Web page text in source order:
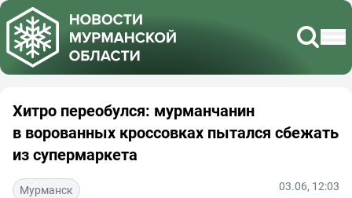
Хитро переобулся: мурманчанин
в ворованных кроссовках пытался сбежать
из супермаркета
Мурманск 03.06, 12:03